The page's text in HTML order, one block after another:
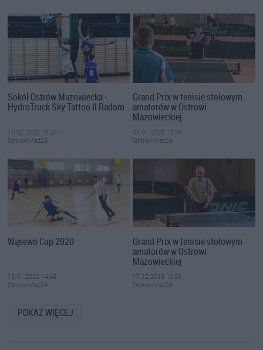
Sokół Ostrów Mazowiecka -
HydroTruck Sky Tattoo II Radom
10.02.2020 15:20
OstrowMaz24
Grand Prix w tenisie stołowym
amatorów w Ostrowi
Mazowieckiej
24.01.2020 13:39
OstrowMaz24
Wąsewo Cup 2020
13.01.2020 14:49
OstrowMaz24
Grand Prix w tenisie stołowym
amatorów w Ostrowi
Mazowieckiej
17.12.2019 12:03
OstrowMaz24
POKAŻ WIĘCEJ